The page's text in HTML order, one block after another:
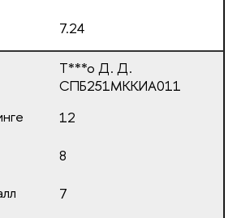
7.24
Т***о Д. Д.
СПБ251МККИА011
12
8
7